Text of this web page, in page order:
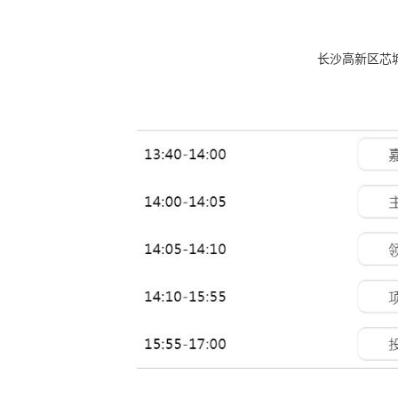
长沙高新区芯